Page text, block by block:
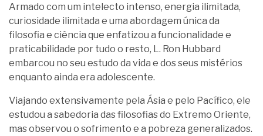
Armado com um intelecto intenso, energia ilimitada,
curiosidade ilimitada e uma abordagem única da
filosofia e ciência que enfatizou a funcionalidade e
praticabilidade por tudo o resto, L. Ron Hubbard
embarcou no seu estudo da vida e dos seus mistérios
enquanto ainda era adolescente.
Viajando extensivamente pela Ásia e pelo Pacífico, ele
estudou a sabedoria das filosofias do Extremo Oriente,
mas observou o sofrimento e a pobreza generalizados.